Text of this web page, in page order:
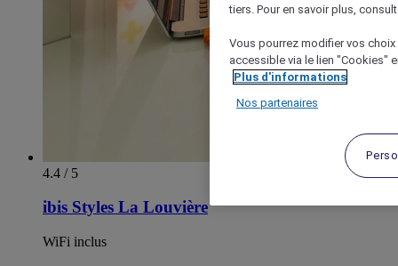
4.4 / 5
ibis Styles La Louvière
WiFi inclus
tiers. Pour en savoir plus,
Vous pourrez modifier vos
accessible via le lien "Cookies"
Plus d'informations
Nos partenaires